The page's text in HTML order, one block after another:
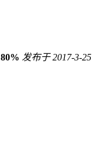
80% 发布于 2017-3-25